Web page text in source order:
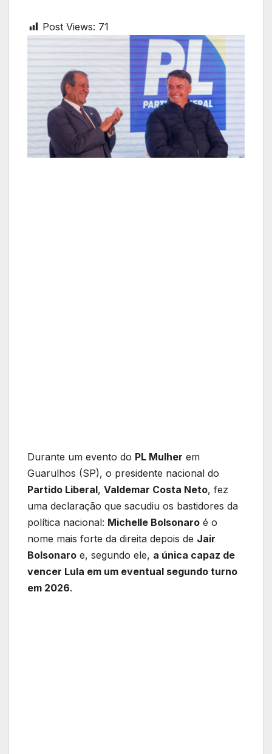
Post Views: 71
Durante um evento do PL Mulher em
Guarulhos (SP), o presidente nacional do
Partido Liberal, Valdemar Costa Neto, fez
uma declaração que sacudiu os bastidores da
política nacional: Michelle Bolsonaro é o
nome mais forte da direita depois de Jair
Bolsonaro e, segundo ele, a única capaz de
vencer Lula em um eventual segundo turno
em 2026.